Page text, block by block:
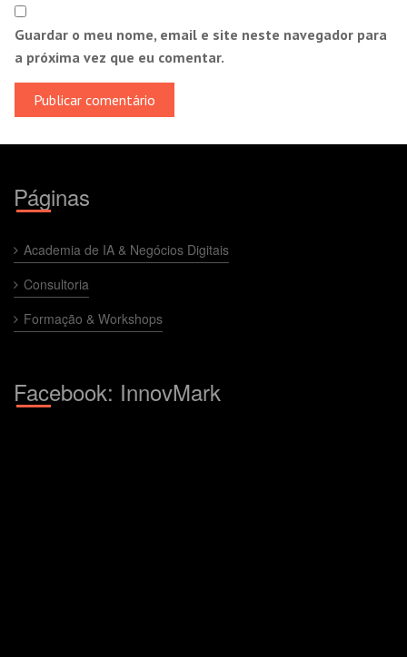
Guardar o meu nome, email e site neste navegador para
a próxima vez que eu comentar.
Páginas
Academia de IA & Negócios Digitais
Consultoria
Formação & Workshops
Facebook: InnovMark